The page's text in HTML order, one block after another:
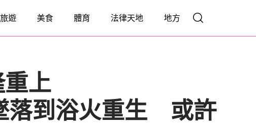
旅遊 美食 體育 法律天地 地方
上
重生 或許